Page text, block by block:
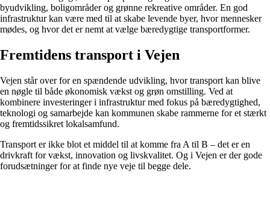
byudvikling, boligområder og grønne rekreative områder. En god
infrastruktur kan være med til at skabe levende byer, hvor mennesker
mødes, og hvor det er nemt at vælge bæredygtige transportformer.
Fremtidens transport i Vejen
Vejen står over for en spændende udvikling, hvor transport kan blive
en nøgle til både økonomisk vækst og grøn omstilling. Ved at
kombinere investeringer i infrastruktur med fokus på bæredygtighed,
teknologi og samarbejde kan kommunen skabe rammerne for et stærkt
og fremtidssikret lokalsamfund.
Transport er ikke blot et middel til at komme fra A til B – det er en
drivkraft for vækst, innovation og livskvalitet. Og i Vejen er der gode
forudsætninger for at finde nye veje til begge dele.